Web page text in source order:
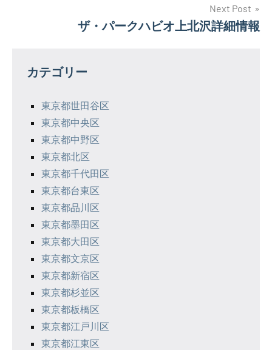
ー
Next Post
ザ・パークハビオ上北沢詳細情報
カテゴリー
東京都世田谷区
東京都中央区
東京都中野区
東京都北区
東京都千代田区
東京都台東区
東京都品川区
東京都墨田区
東京都大田区
東京都文京区
東京都新宿区
東京都杉並区
東京都板橋区
東京都江戸川区
東京都江東区